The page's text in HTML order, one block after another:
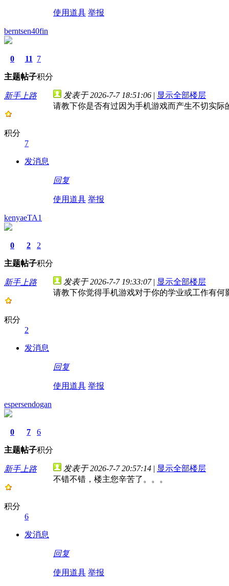
使用道具 举报
berntsen40fin
0
主题
11
帖子
7
积分
新手上路
积分
7
发消息
发表于 2026-7-7 18:51:06 | 显示全部楼层
请教下你是否有过因为手机游戏而产生不切实际
回复
使用道具 举报
kenyaeTA1
0
主题
2
帖子
2
积分
新手上路
积分
2
发消息
发表于 2026-7-7 19:33:07 | 显示全部楼层
请教下你觉得手机游戏对于你的学业或工作有何
回复
使用道具 举报
espersendogan
0
主题
7
帖子
6
积分
新手上路
积分
6
发消息
发表于 2026-7-7 20:57:14 | 显示全部楼层
不错不错，楼主您辛苦了。。。
回复
使用道具 举报